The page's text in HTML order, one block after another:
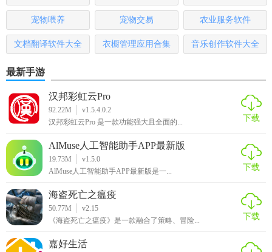
宠物喂养 宠物交易 农业服务软件
文档翻译软件大全 衣橱管理应用合集 音乐创作软件大全
最新手游
汉邦彩虹云Pro
92.22M
v1.5.4.0.2
汉邦彩虹云Pro 是一款功能强大且全面的...
下载
AlMuse人工智能助手APP最新版
19.73M
v1.5.0
AlMuse人工智能助手APP最新版是一...
下载
海盗死亡之瘟疫
50.77M
v2.15
《海盗死亡之瘟疫》是一款融合了策略、冒险...
下载
嘉好生活